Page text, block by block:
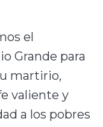
el
Grande para
martirio,
valiente y
a los pobres